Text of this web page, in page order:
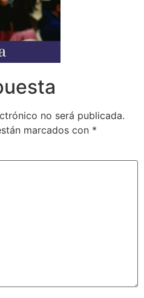
no será publicada.
marcados con *